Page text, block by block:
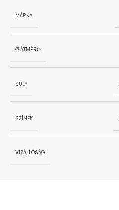
MÁRKA
Ø ÁTMÉRŐ
SÚLY
SZÍNEK
VIZÁLLÓSÁG